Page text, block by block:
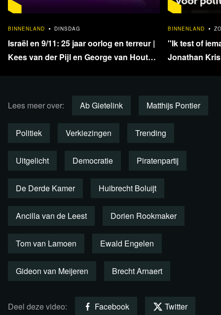
Lees verder
BINNENLAND
DINSDAG
Israël en 9/11: 25 jaar oorlog en terreur |
Kees van der Pijl en George van Houts -
BINNENLAND
''Ik test of
Jonathan
Lees meer over: Ab Gietelink Matthijs Pontier
Politiek Verkiezingen Trending
Uitgelicht Democratie Piratenpartij
De Derde Kamer Huibrecht Boluijt
Ancilla van de Leest Dorien Rookmaker
Tom van Lamoen Ewald Engelen
Gideon van Meijeren Brecht Arnaert
Deel deze video: Facebook Twitter